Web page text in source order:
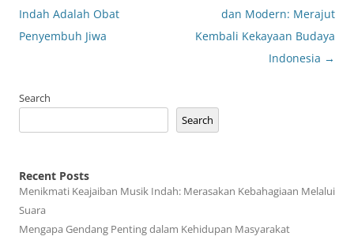
navigation
Indah Adalah Obat
Penyembuh Jiwa
dan Modern: Merajut
Kembali Kekayaan Budaya
Indonesia →
Search
Search
Recent Posts
Menikmati Keajaiban Musik Indah: Merasakan Kebahagiaan Melalui
Suara
Mengapa Gendang Penting dalam Kehidupan Masyarakat